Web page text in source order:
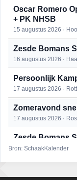
Oscar Romero
+ PK NHSB
15 augustus 2026 ·
Zesde Bomans
16 augustus 2026 ·
Persoonlijk
17 augustus 2026 ·
Zomeravond
17 augustus 2026 ·
Zesde Bomans
17 augustus 2026 ·
18 augustus 2026 ·
Bron: SchaakKalender